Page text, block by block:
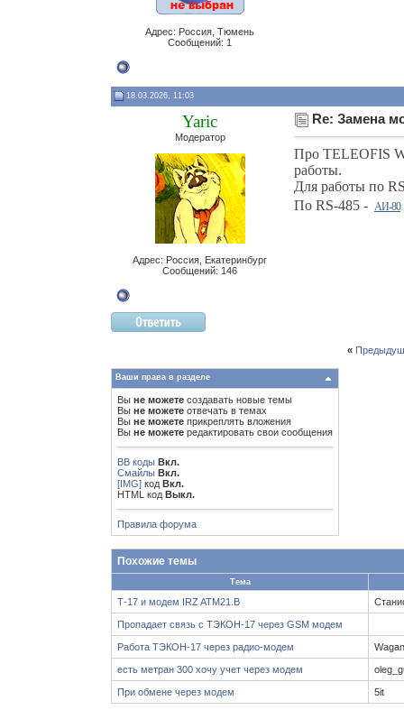
Адрес: Россия, Тюмень
Сообщений: 1
18.03.2026, 11:03
Yaric
Модератор
Адрес: Россия, Екатеринбург
Сообщений: 146
Re: Замена
Про TELEOFIS
работы.
Для работы по
По RS-485 - АИ-80
«
Ваши права в разделе
Вы не можете создавать новые темы
Вы не можете отвечать в темах
Вы не можете прикреплять вложения
Вы не можете редактировать свои сообщения
BB коды Вкл.
Смайлы Вкл.
[IMG] код Вкл.
HTML код Выкл.
Правила форума
Похожие темы
Тема
Т-17 и модем IRZ ATM21.B
Пропадает связь с ТЭКОН-17 через GSM модем
Работа ТЭКОН-17 через радио-модем Wagan
есть метран 300 хочу учет через модем
При обмене через модем 5it